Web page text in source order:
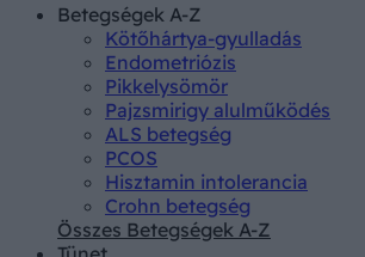
Betegségek A-Z
Kötőhártya-gyulladás
Endometriózis
Pikkelysömör
Pajzsmirigy alulműködés
ALS betegség
PCOS
Hisztamin intolerancia
Crohn betegség
Összes Betegségek A-Z